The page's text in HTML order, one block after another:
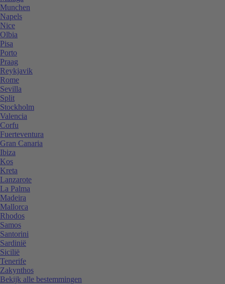
Munchen
Napels
Nice
Olbia
Pisa
Porto
Praag
Reykjavik
Rome
Sevilla
Split
Stockholm
Valencia
Corfu
Fuerteventura
Gran Canaria
Ibiza
Kos
Kreta
Lanzarote
La Palma
Madeira
Mallorca
Rhodos
Samos
Santorini
Sardinië
Sicilië
Tenerife
Zakynthos
Bekijk alle bestemmingen